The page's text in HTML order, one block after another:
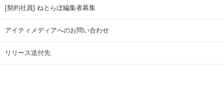
[契約社員] ねとらぼ編集者募集
アイティメディアへのお問い合わせ
リリース送付先